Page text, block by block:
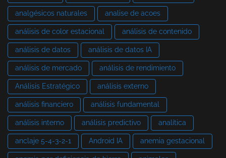
analgésicos naturales analise de acoes
análisis de color estacional análisis de contenido
análisis de datos análisis de datos IA
análisis de mercado análisis de rendimiento
Análisis Estratégico análisis externo
análisis financiero análisis fundamental
análisis interno análisis predictivo analítica
anclaje 5-4-3-2-1 Android IA anemia gestacional